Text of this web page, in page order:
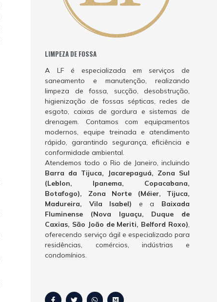
LIMPEZA DE FOSSA
A LF é especializada em serviços de
saneamento e manutenção, realizando
limpeza de fossa, sucção, desobstrução,
higienização de fossas sépticas, redes de
esgoto, caixas de gordura e sistemas de
drenagem. Contamos com equipamentos
modernos, equipe treinada e atendimento
rápido, garantindo segurança, eficiência e
conformidade ambiental.
Atendemos todo o Rio de Janeiro, incluindo
Barra da Tijuca, Jacarepaguá, Zona Sul
(Leblon, Ipanema, Copacabana,
Botafogo), Zona Norte (Méier, Tijuca,
Madureira, Vila Isabel) e a Baixada
Fluminense (Nova Iguaçu, Duque de
Caxias, São João de Meriti, Belford Roxo),
oferecendo serviço ágil e especializado para
residências, comércios, indústrias e
condomínios.